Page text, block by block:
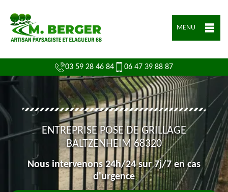
MENU
03 59 28 46 84 06 47 39 88 87
ENTREPRISE POSE DE GRILLAGE
BALTZENHEIM 68320
Nous intervenons 24h/24 sur 7j/7 en cas
d'urgence